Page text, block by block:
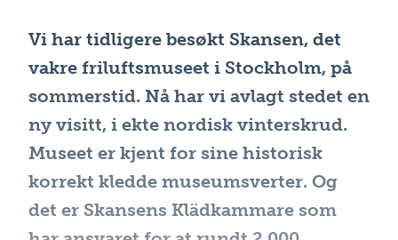
Vi har tidligere besøkt Skansen, det
vakre friluftsmuseet i Stockholm, på
sommerstid. Nå har vi avlagt stedet en
ny visitt, i ekte nordisk vinterskrud.
Museet er kjent for sine historisk
korrekt kledde museumsverter. Og
det er Skansens Klädkammare som